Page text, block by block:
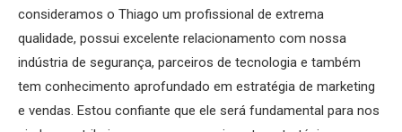
consideramos o Thiago um profissional de extrema
qualidade, possui excelente relacionamento com nossa
indústria de segurança, parceiros de tecnologia e também
tem conhecimento aprofundado em estratégia de marketing
e vendas. Estou confiante que ele será fundamental para nos